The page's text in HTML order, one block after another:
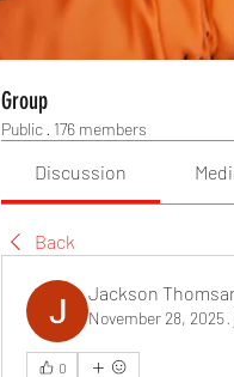
Group
Public · 176 members
Discussion
Back
Jackson
November 28, 2025·
0